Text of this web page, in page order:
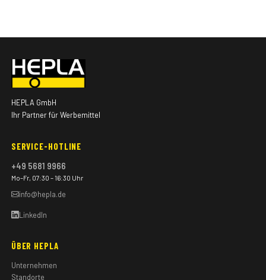
HEPLA GmbH
Ihr Partner für Werbemittel
SERVICE-HOTLINE
+49 5681 9966
Mo–Fr, 07:30 – 16:30 Uhr
info@hepla.de
LinkedIn
ÜBER HEPLA
Unternehmen
Standorte